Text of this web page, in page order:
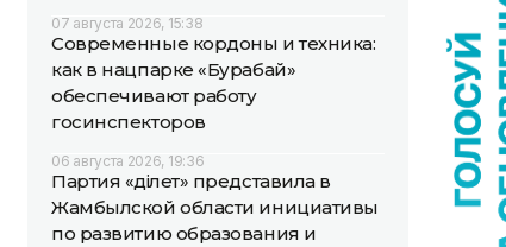
07 августа 2026, 15:38
Современные кордоны и техника:
как в нацпарке «Бурабай»
обеспечивают работу
госинспекторов
06 августа 2026, 19:36
Партия «Әділет» представила в
Жамбылской области инициативы
по развитию образования и